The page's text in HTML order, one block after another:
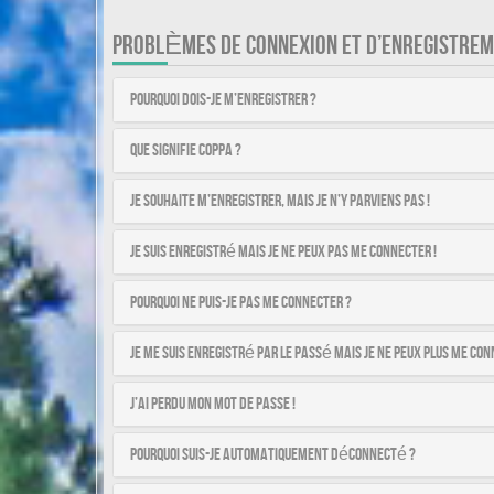
PROBLÈMES DE CONNEXION ET
Pourquoi dois-je m’enregistrer ?
Que signifie COPPA ?
Je souhaite m’enregistrer, mais je n’y parviens pas !
Je suis enregistré mais je ne peux pas me connecter !
Pourquoi ne puis-je pas me connecter ?
Je me suis enregistré par le passé mais je ne peux plus me
J’ai perdu mon mot de passe !
Pourquoi suis-je automatiquement déconnecté ?